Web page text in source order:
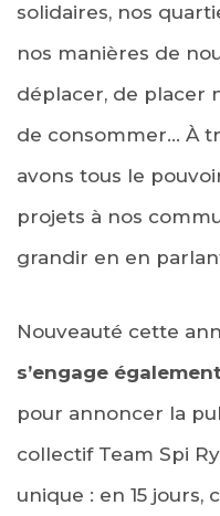
solidaires, nos
nos manières de
déplacer, de placer
de consommer… À
avons tous le
projets à nos
grandir en en
Nouveauté cette
s’engage
pour annoncer la
collectif Team Spi
unique : en 15 jours,